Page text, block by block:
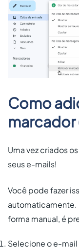
Como
marcador
Uma vez criados
seus e-mails!
Você pode fazer
automaticamente.
forma manual, é
Selecione o e-